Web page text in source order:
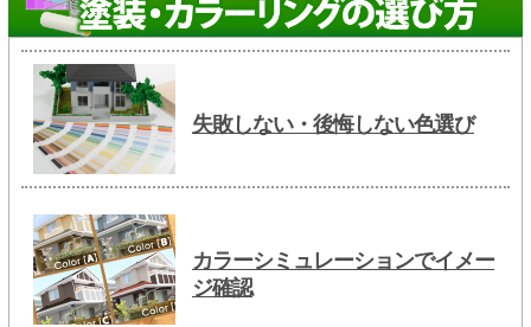
失敗しない・後悔しない色選び
カラーシミュレーションでイメー
ジ確認